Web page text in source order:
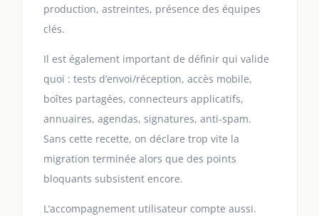
production, astreintes, présence des équipes
clés.
Il est également important de définir qui valide
quoi : tests d’envoi/réception, accès mobile,
boîtes partagées, connecteurs applicatifs,
annuaires, agendas, signatures, anti-spam.
Sans cette recette, on déclare trop vite la
migration terminée alors que des points
bloquants subsistent encore.
L’accompagnement utilisateur compte aussi.